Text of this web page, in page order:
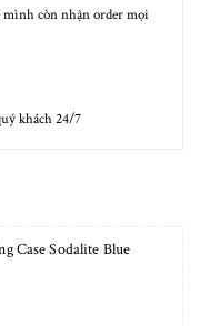
mình còn nhận order mọi
khách 24/7
Case Sodalite Blue